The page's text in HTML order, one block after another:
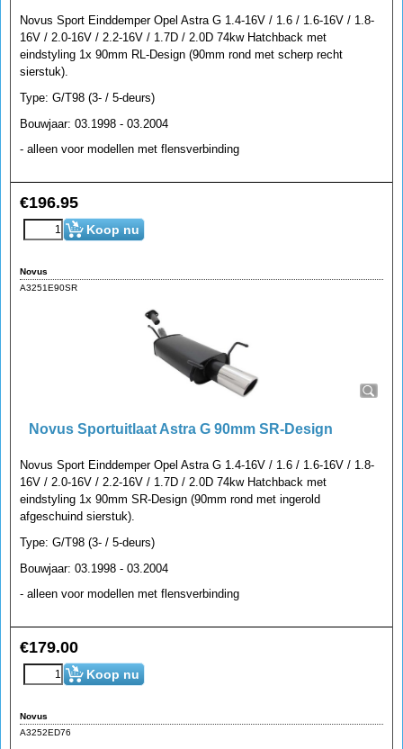
Novus Sport Einddemper Opel Astra G 1.4-16V / 1.6 / 1.6-16V / 1.8-
16V / 2.0-16V / 2.2-16V / 1.7D / 2.0D 74kw Hatchback met
eindstyling 1x 90mm RL-Design (90mm rond met scherp recht
sierstuk).
Type: G/T98 (3- / 5-deurs)
Bouwjaar: 03.1998 - 03.2004
- alleen voor modellen met flensverbinding
€196.95
Koop nu
Novus
A3251E90SR
Novus Sportuitlaat Astra G 90mm SR-Design
Novus Sport Einddemper Opel Astra G 1.4-16V / 1.6 / 1.6-16V / 1.8-
16V / 2.0-16V / 2.2-16V / 1.7D / 2.0D 74kw Hatchback met
eindstyling 1x 90mm SR-Design (90mm rond met ingerold
afgeschuind sierstuk).
Type: G/T98 (3- / 5-deurs)
Bouwjaar: 03.1998 - 03.2004
- alleen voor modellen met flensverbinding
€179.00
Koop nu
Novus
A3252ED76